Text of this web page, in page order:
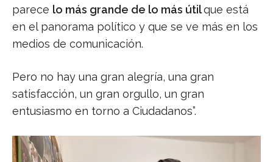
parece lo más grande de lo más útilque está
en el panorama político y que se ve más en los
medios de comunicación.
Pero no hay una gran alegría, una gran
satisfacción, un gran orgullo, un gran
entusiasmo en torno a Ciudadanos”.